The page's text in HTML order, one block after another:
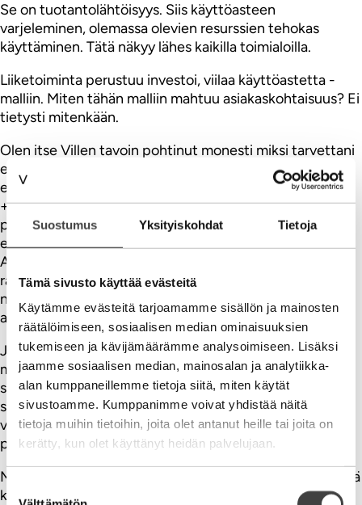
Suostumus Yksityiskohdat Tietoja
Tämä sivusto käyttää evästeitä
Käytämme evästeitä tarjoamamme sisällön ja mainosten
räätälöimiseen, sosiaalisen median ominaisuuksien
tukemiseen ja kävijämäärämme analysoimiseen. Lisäksi
jaamme sosiaalisen median, mainosalan ja analytiikka-
alan kumppaneillemme tietoja siitä, miten käytät
sivustoamme. Kumppanimme voivat yhdistää näitä
tietoja muihin tietoihin, joita olet antanut heille tai joita on
kerätty, kun olet käyttänyt heidän palvelujaan.
Se on tuotantolähtöisyys. Siis käyttöasteen
varjeleminen, olemassa olevien resurssien tehokas
käyttäminen. Tätä näkyy lähes kaikilla toimialoilla.
Liiketoiminta perustuu investoi, viilaa käyttöastetta -
malliin. Miten tähän malliin mahtuu asiakaskohtaisuus? Ei
tietysti mitenkään.
Olen itse Villen tavoin pohtinut monesti miksi tarvettani
ei a) ratkaista se ja b) hinnoitella se? On käsittämätöntä,
että hyvin harvassa paikassa saan extranopeaa palvelua
+15% hintalisällä. Olen hektisesti elävä kaveri, tosin
persaukinen. Aika ajoin törmään kuitenkin tilanteeseen,
että haluaisin maksaa itseni nopeasti ulos ongelmasta.
Ani harva palveluntarjoaja kuitenkaan ymmärtää
rakentaa asiakkaille erilaisia palvelutapoja ja hinnoitella
niitä. Miksi kukaan ei rakenna palveluntarjoajan ja
asiakkaan suhdetta uniikiksi?
Jos VR:ltä voi ostaa samalla matkalle erihintaisia lippuja,
miksi lääkäriin, autonpesuun, tai parturiin ei voi? Heti
sisään tai odota ja säästä -hinta. Toimii. Lisäksi näin
saavutetaan muutama muukin markkinoinnin tavoite: a)
vertailukelvottomuuden lisääntyminen b) katteen
parantuminen c) käyttöasteen nousu
Mielestäni maailmassa ei ole niinkään pulaa ideoista, niitä
kyllä löytyy. Haaste on ideoiden läpivienti yrityksissä.